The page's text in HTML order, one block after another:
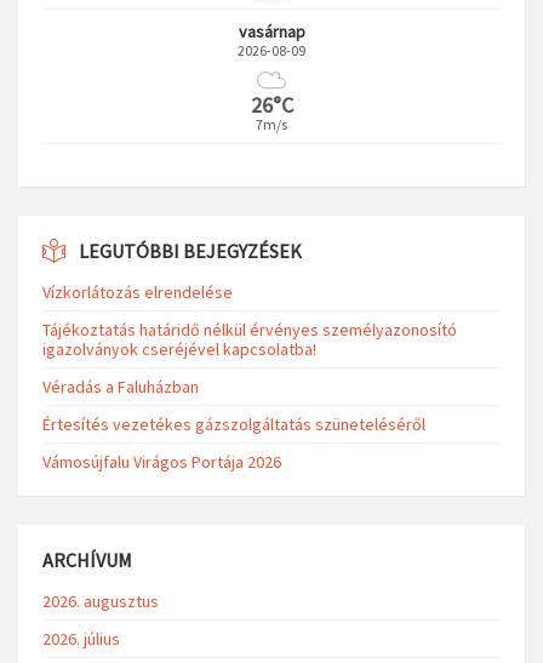
vasárnap
2026-08-09
26°C
7m/s
LEGUTÓBBI BEJEGYZÉSEK
Vízkorlátozás elrendelése
Tájékoztatás határidő nélkül érvényes személyazonosító
igazolványok cseréjével kapcsolatba!
Véradás a Faluházban
Értesítés vezetékes gázszolgáltatás szüneteléséről
Vámosújfalu Virágos Portája 2026
ARCHÍVUM
2026. augusztus
2026. július